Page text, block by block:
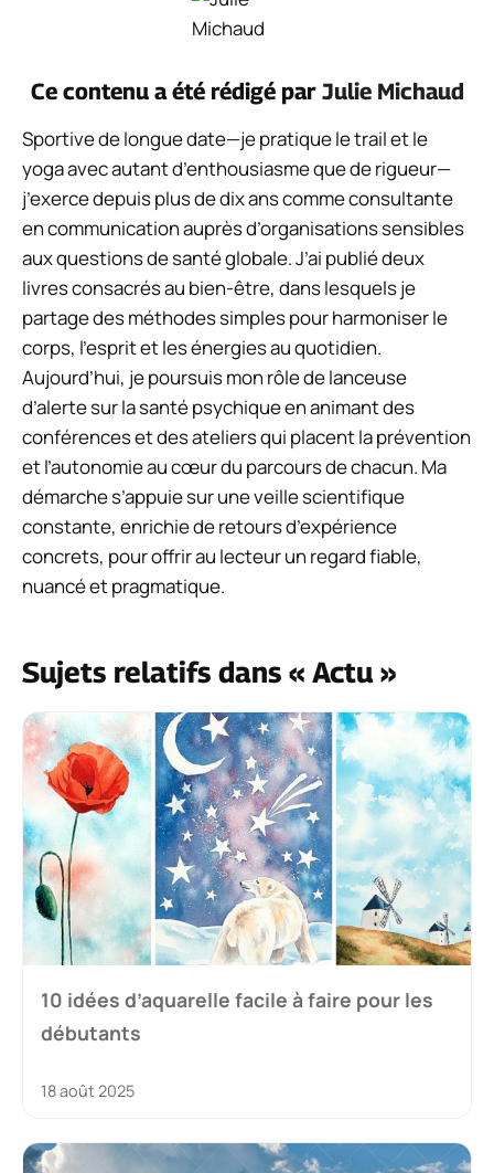
Ce contenu a été rédigé par Julie Michaud
Sportive de longue date—je pratique le trail et le
yoga avec autant d’enthousiasme que de rigueur—
j’exerce depuis plus de dix ans comme consultante
en communication auprès d’organisations sensibles
aux questions de santé globale. J’ai publié deux
livres consacrés au bien-être, dans lesquels je
partage des méthodes simples pour harmoniser le
corps, l’esprit et les énergies au quotidien.
Aujourd’hui, je poursuis mon rôle de lanceuse
d’alerte sur la santé psychique en animant des
conférences et des ateliers qui placent la prévention
et l’autonomie au cœur du parcours de chacun. Ma
démarche s’appuie sur une veille scientifique
constante, enrichie de retours d’expérience
concrets, pour offrir au lecteur un regard fiable,
nuancé et pragmatique.
Sujets relatifs dans « Actu »
10 idées d’aquarelle facile à faire pour les
débutants
18 août 2025